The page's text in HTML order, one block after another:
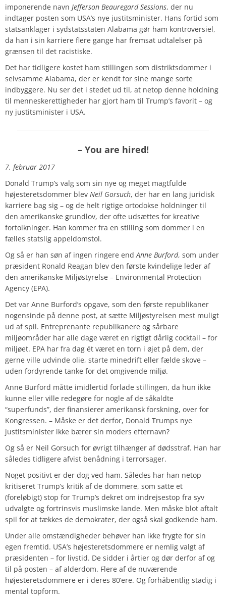
imponerende navn Jefferson Beauregard Sessions, der nu
indtager posten som USA’s nye justitsminister. Hans fortid som
statsanklager i sydstatsstaten Alabama gør ham kontroversiel,
da han i sin karriere flere gange har fremsat udtalelser på
grænsen til det racistiske.
Det har tidligere kostet ham stillingen som distriktsdommer i
selvsamme Alabama, der er kendt for sine mange sorte
indbyggere. Nu ser det i stedet ud til, at netop denne holdning
til menneskerettigheder har gjort ham til Trump’s favorit – og
ny justitsminister i USA.
– You are hired!
7. februar 2017
Donald Trump’s valg som sin nye og meget magtfulde
højesteretsdommer blev Neil Gorsuch, der har en lang juridisk
karriere bag sig – og de helt rigtige ortodokse holdninger til
den amerikanske grundlov, der ofte udsættes for kreative
fortolkninger. Han kommer fra en stilling som dommer i en
fælles statslig appeldomstol.
Og så er han søn af ingen ringere endAnne Burford, som under
præsident Ronald Reagan blev den første kvindelige leder af
den amerikanske Miljøstyrelse – Environmental Protection
Agency (EPA).
Det var Anne Burford’s opgave, som den første republikaner
nogensinde på denne post, at sætte Miljøstyrelsen mest muligt
ud af spil. Entreprenante republikanere og sårbare
miljøområder har alle dage været en rigtigt dårlig cocktail – for
miljøet. EPA har fra dag ét været en torn i øjet på dem, der
gerne ville udvinde olie, starte minedrift eller fælde skove –
uden fordyrende tanke for det omgivende miljø.
Anne Burford måtte imidlertid forlade stillingen, da hun ikke
kunne eller ville redegøre for nogle af de såkaldte
“superfunds”, der finansierer amerikansk forskning, over for
Kongressen. – Måske er det derfor, Donald Trumps nye
justitsminister ikke bærer sin moders efternavn?
Og så er Neil Gorsuch for øvrigt tilhænger af dødsstraf. Han har
således tidligere afvist benådning i terrorsager.
Noget positivt er der dog ved ham. Således har han netop
kritiseret Trump’s kritik af de dommere, som satte et
(foreløbigt) stop for Trump’s dekret om indrejsestop fra syv
udvalgte og fortrinsvis muslimske lande. Men måske blot aftalt
spil for at tækkes de demokrater, der også skal godkende ham.
Under alle omstændigheder behøver han ikke frygte for sin
egen fremtid. USA’s højesteretsdommere er nemlig valgt af
præsidenten – for livstid. De sidder i årtier og dør derfor af og
til på posten – af alderdom. Flere af de nuværende
højesteretsdommere er i deres 80’ere. Og forhåbentlig stadig i
mental topform.